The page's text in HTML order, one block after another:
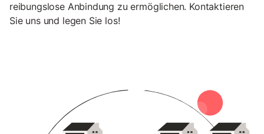
reibungslose Anbindung zu ermöglichen. Kontaktieren
Sie uns und legen Sie los!